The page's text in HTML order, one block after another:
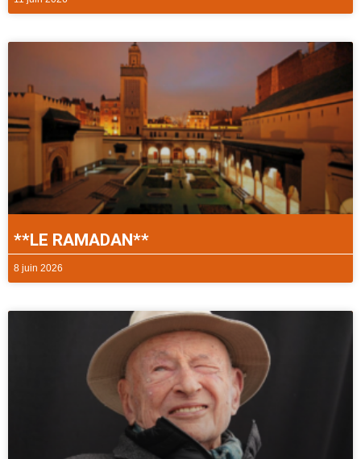
**LE RAMADAN**
8 juin 2026